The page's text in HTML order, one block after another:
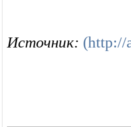
Источник: (http://